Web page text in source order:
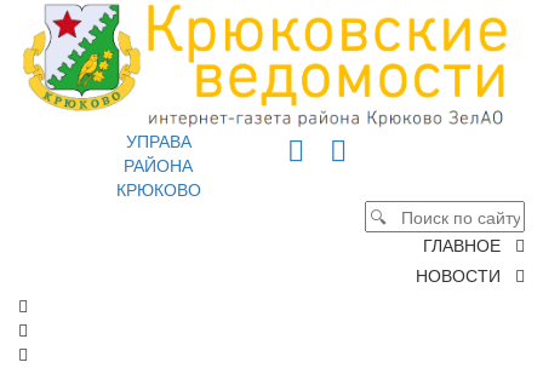
УПРАВА
РАЙОНА
КРЮКОВО
ГЛАВНОЕ
НОВОСТИ